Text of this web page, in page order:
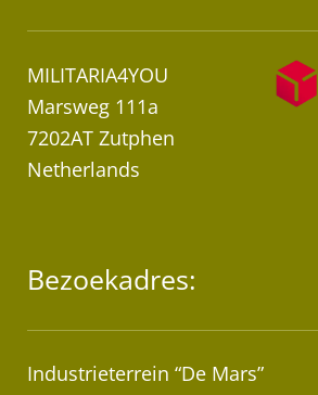
MILITARIA4YOU
Marsweg 111a
7202AT Zutphen
Netherlands
Bezoekadres:
Industrieterrein “De Mars”